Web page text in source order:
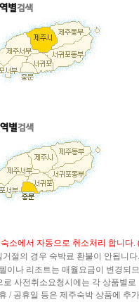
소에서 자동으로 취소처리 합니
절의 경우 숙박료 환불이 안됩니
이나 리조트는 매월요금이 변경
사전취소요청시에는 각 상품별
/ 공휴일 등은 제주숙박 상품에